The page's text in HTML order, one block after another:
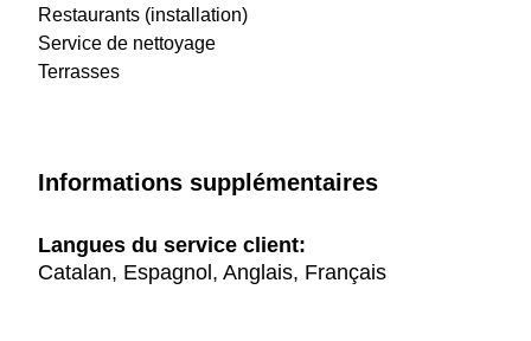
Restaurants (installation)
Service de nettoyage
Terrasses
Informations supplémentaires
Langues du service client:
Catalan, Espagnol, Anglais, Français